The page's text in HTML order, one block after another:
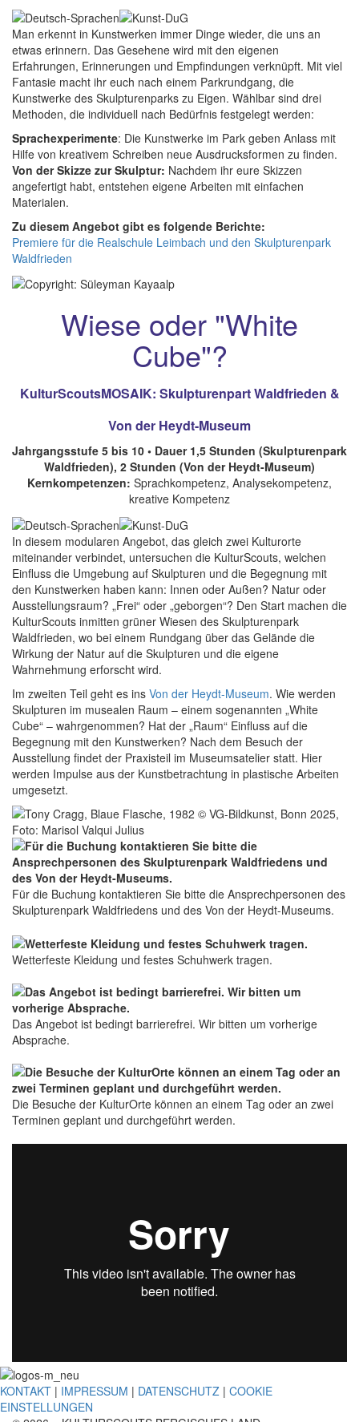
Man erkennt in Kunstwerken immer Dinge wieder, die uns an
etwas erinnern. Das Gesehene wird mit den eigenen
Erfahrungen, Erinnerungen und Empfindungen verknüpft. Mit viel
Fantasie macht ihr euch nach einem Parkrundgang, die
Kunstwerke des Skulpturenparks zu Eigen. Wählbar sind drei
Methoden, die individuell nach Bedürfnis festgelegt werden:
Sprachexperimente: Die Kunstwerke im Park geben Anlass mit
Hilfe von kreativem Schreiben neue Ausdrucksformen zu finden.
Von der Skizze zur Skulptur: Nachdem ihr eure Skizzen
angefertigt habt, entstehen eigene Arbeiten mit einfachen
Materialen.
Zu diesem Angebot gibt es folgende Berichte:
Premiere für die Realschule Leimbach und den Skulpturenpark
Waldfrieden
Wiese oder "White
Cube"?
KulturScoutsMOSAIK: Skulpturenpart Waldfrieden &
Von der Heydt-Museum
Jahrgangsstufe 5 bis 10 • Dauer 1,5 Stunden (Skulpturenpark
Waldfrieden), 2 Stunden (Von der Heydt-Museum)
Kernkompetenzen: Sprachkompetenz, Analysekompetenz,
kreative Kompetenz
In diesem modularen Angebot, das gleich zwei Kulturorte
miteinander verbindet, untersuchen die KulturScouts, welchen
Einfluss die Umgebung auf Skulpturen und die Begegnung mit
den Kunstwerken haben kann: Innen oder Außen? Natur oder
Ausstellungsraum? „Frei“ oder „geborgen“? Den Start machen die
KulturScouts inmitten grüner Wiesen des Skulpturenpark
Waldfrieden, wo bei einem Rundgang über das Gelände die
Wirkung der Natur auf die Skulpturen und die eigene
Wahrnehmung erforscht wird.
Im zweiten Teil geht es ins Von der Heydt-Museum. Wie werden
Skulpturen im musealen Raum – einem sogenannten „White
Cube“ – wahrgenommen? Hat der „Raum“ Einfluss auf die
Begegnung mit den Kunstwerken? Nach dem Besuch der
Ausstellung findet der Praxisteil im Museumsatelier statt. Hier
werden Impulse aus der Kunstbetrachtung in plastische Arbeiten
umgesetzt.
Für die Buchung kontaktieren Sie bitte die Ansprechpersonen des
Skulpturenpark Waldfriedens und des Von der Heydt-Museums.
Wetterfeste Kleidung und festes Schuhwerk tragen.
Das Angebot ist bedingt barrierefrei. Wir bitten um vorherige
Absprache.
Die Besuche der KulturOrte können an einem Tag oder an zwei
Terminen geplant und durchgeführt werden.
KONTAKT | IMPRESSUM | DATENSCHUTZ | COOKIE
EINSTELLUNGEN